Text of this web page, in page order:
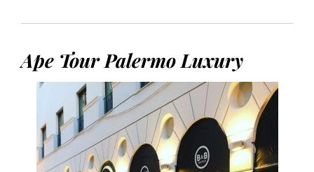
Ape Tour Palermo Luxury